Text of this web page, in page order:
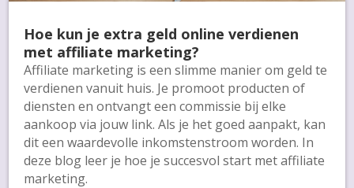
Hoe kun je extra geld online verdienen
met affiliate marketing?
Affiliate marketing is een slimme manier om geld te
verdienen vanuit huis. Je promoot producten of
diensten en ontvangt een commissie bij elke
aankoop via jouw link. Als je het goed aanpakt, kan
dit een waardevolle inkomstenstroom worden. In
deze blog leer je hoe je succesvol start met affiliate
marketing.